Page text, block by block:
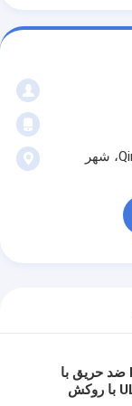
شماره 1، خیابان Yiheng، پارک خصوصی Qinghu، شهر
کابل ولتاژ بالا EV ضد حریق با
گواهینامه UL TUV با روکش